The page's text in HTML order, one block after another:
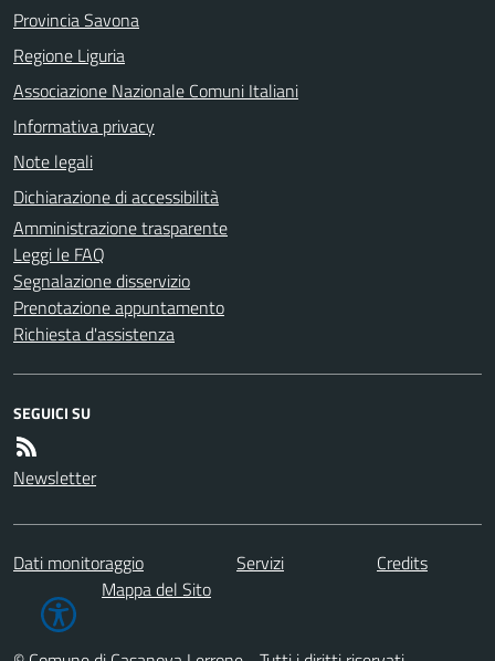
Provincia Savona
Regione Liguria
Associazione Nazionale Comuni Italiani
Informativa privacy
Note legali
Dichiarazione di accessibilità
Amministrazione trasparente
Leggi le FAQ
Segnalazione disservizio
Prenotazione appuntamento
Richiesta d'assistenza
SEGUICI SU
Newsletter
Dati monitoraggio Servizi
Credits
Mappa del Sito